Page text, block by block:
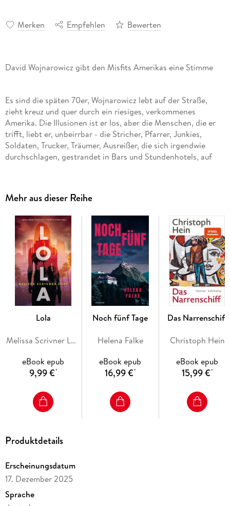
Merken Empfehlen Bewerten
David Wojnarowicz gibt den Misfits Amerikas eine Stimme
Es sind die späten 70er, Wojnarowicz lebt auf der Straße,
zieht kreuz und quer durch ein riesiges, verkommenes
Amerika. Die Illusionen ist er los, aber die Menschen, die er
trifft, liebt er, unbeirrbar - die Stricher, Pfarrer, Junkies,
Soldaten, Trucker, Träumer, Ausreißer, die sich irgendwie
durchschlagen, gestrandet in Bars und Stundenhotels, auf
Ihnen allen gibt Wojnarowicz Stimme und Würde, indem er
ihre Begegnungen in einen grellen Bilderstrom aus fiktiven
Monologen verwandelt - es sind unfassbare Geschichten,
flirrend fremdartig und verstörend vertraut, über ein Land,
das jeden Moment einzustürzen droht.
Mit tiefer Ehrlichkeit und halluzinatorischer Intensität erzählt
David Wojnarowicz - der überlebensgroße, legendäre
Künstler, Bilderstürmer und Aktivist - von Menschen, die
nirgends dazugehören, von Aufbruch und Verzweiflung und
von harscher Schönheit, wo niemand sie vermuten würde.
Mehr aus dieser Reihe
Lola
Melissa Scrivner Love
eBook epub
9,99 €*
Noch fünf Tage
Helena Falke
eBook epub
16,99 €*
Das Narrenschiff
Christoph Hein
eBook epub
15,99 €*
Produktdetails
Erscheinungsdatum
17. Dezember 2025
Sprache